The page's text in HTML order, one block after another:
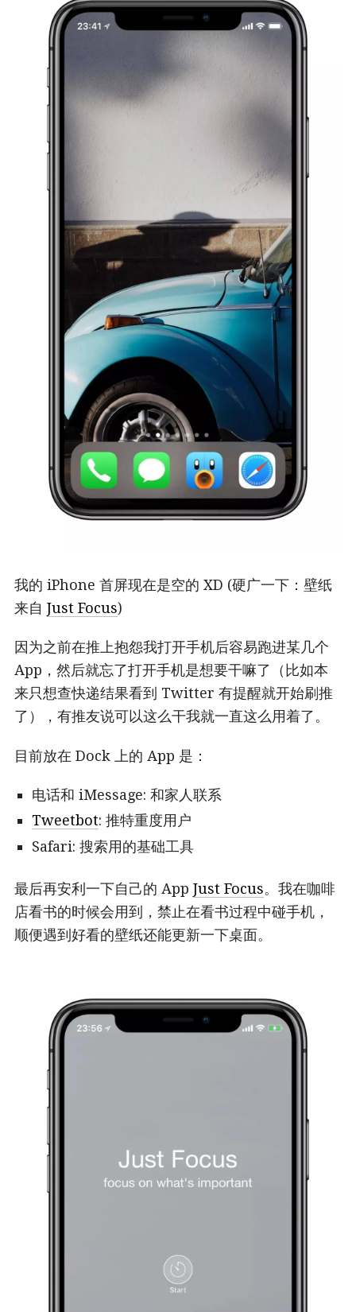
我的 iPhone 首屏现在是空的 XD (硬广一下：壁纸
来自 Just Focus)
因为之前在推上抱怨我打开手机后容易跑进某几个
App，然后就忘了打开手机是想要干嘛了（比如本
来只想查快递结果看到 Twitter 有提醒就开始刷推
了），有推友说可以这么干我就一直这么用着了。
目前放在 Dock 上的 App 是：
电话和 iMessage: 和家人联系
Tweetbot: 推特重度用户
Safari: 搜索用的基础工具
最后再安利一下自己的 App Just Focus。我在咖啡
店看书的时候会用到，禁止在看书过程中碰手机，
顺便遇到好看的壁纸还能更新一下桌面。